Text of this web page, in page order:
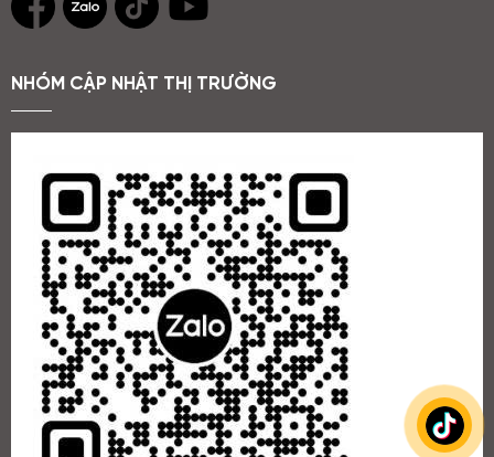
NHÓM CẬP NHẬT THỊ TRƯỜNG